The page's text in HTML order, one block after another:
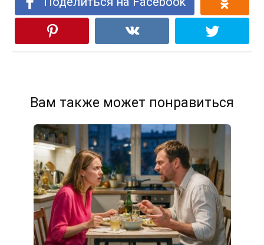
Вам также может понравиться